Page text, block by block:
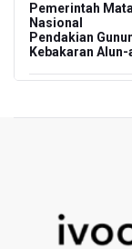
Pemerintah
Nasional
Pendakian
Kebakaran
Bank Indonesia
Sebesar 145,3